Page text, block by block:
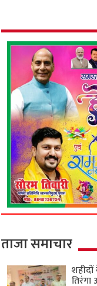
ताजा समाचार
तिरंगा